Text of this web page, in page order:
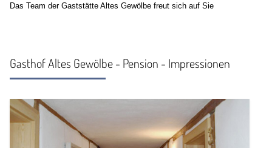
Das Team der Gaststätte Altes Gewölbe freut sich auf Sie
Gasthof Altes Gewölbe - Pension - Impressionen